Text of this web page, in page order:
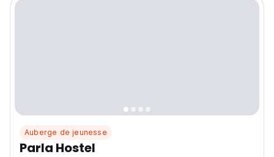
Auberge de jeunesse
Parla Hostel